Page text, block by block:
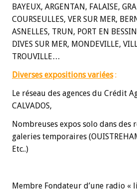
BAYEUX, ARGENTAN, FALAISE,
COURSEULLES, VER SUR MER,
ASNELLES, TRUN, PORT EN
DIVES SUR MER, MONDEVILLE,
TROUVILLE…
Diverses expositions variées:
Le réseau des agences du Crédit
CALVADOS,
Nombreuses expos solo dans des
galeries temporaires
Etc..)
Membre Fondateur d’une radio «